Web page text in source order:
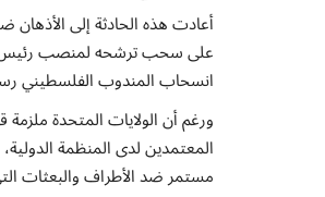
أعادت هذه الحادثة إلى
على سحب ترشحه لمنصب رئيس
انسحاب المندوب الفلسطيني
ورغم أن الولايات المتحدة
المعتمدين لدى المنظمة
مستمر ضد الأطراف والبعثات